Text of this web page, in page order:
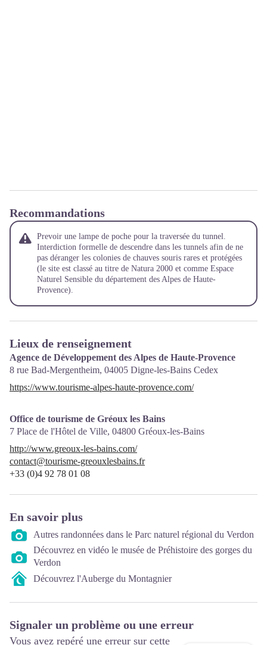
Recommandations
Prevoir une lampe de poche pour la traversée du tunnel.
Interdiction formelle de descendre dans les tunnels afin de ne
pas déranger les colonies de chauves souris rares et protégées
(le site est classé au titre de Natura 2000 et comme Espace
Naturel Sensible du département des Alpes de Haute-
Provence).
Lieux de renseignement
Agence de Développement des Alpes de Haute-Provence
8 rue Bad-Mergentheim, 04005 Digne-les-Bains Cedex
https://www.tourisme-alpes-haute-provence.com/
Office de tourisme de Gréoux les Bains
7 Place de l'Hôtel de Ville, 04800 Gréoux-les-Bains
http://www.greoux-les-bains.com/
contact@tourisme-greouxlesbains.fr
+33 (0)4 92 78 01 08
En savoir plus
Autres randonnées dans le Parc naturel régional du Verdon
Découvrez en vidéo le musée de Préhistoire des gorges du
Verdon
Découvrez l'Auberge du Montagnier
Signaler un problème ou une erreur
Vous avez repéré une erreur sur cette